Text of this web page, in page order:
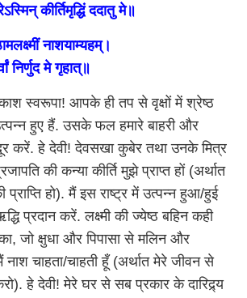
कीर्तिमृद्धिं ददातु मे॥
नाशयाम्यहम्।
निर्णुद मे गृहात्॥
स्वरूपा! आपके ही तप से वृक्षों में श्रेष्ठ
हुए हैं. उसके फल हमारे बाहरी और
दूर करें. हे देवी! देवसखा कुबेर तथा उनके मित्र
की कन्या कीर्ति मुझे प्राप्त हों (अर्थात
हो). मैं इस राष्ट्र में उत्पन्न हुआ/हुई
प्रदान करें. लक्ष्मी की ज्येष्ठ बहिन कही
जो क्षुधा और पिपासा से मलिन और
नाश चाहता/चाहती हूँ (अर्थात मेरे जीवन से
हे देवी! मेरे घर से सब प्रकार के दारिद्र्य